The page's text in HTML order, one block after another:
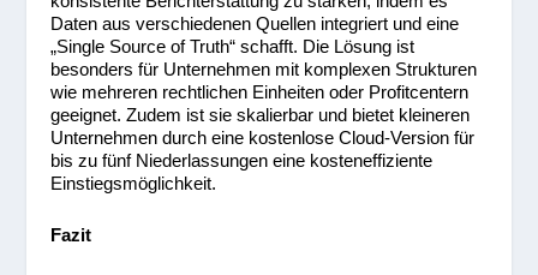
Daten aus verschiedenen Quellen integriert und eine
„Single Source of Truth“ schafft. Die Lösung ist
besonders für Unternehmen mit komplexen Strukturen
wie mehreren rechtlichen Einheiten oder Profitcentern
geeignet. Zudem ist sie skalierbar und bietet kleineren
Unternehmen durch eine kostenlose Cloud-Version für
bis zu fünf Niederlassungen eine kosteneffiziente
Einstiegsmöglichkeit.
Fazit